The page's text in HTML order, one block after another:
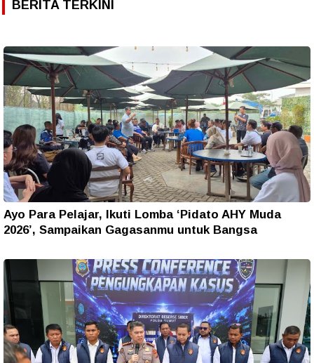
BERITA TERKINI
Ayo Para Pelajar, Ikuti Lomba ‘Pidato AHY Muda
2026’, Sampaikan Gagasanmu untuk Bangsa